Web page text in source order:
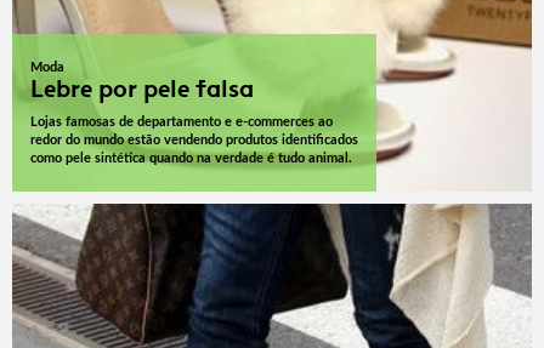
Moda
Lebre por pele falsa
Lojas famosas de departamento e e-commerces ao
redor do mundo estão vendendo produtos identificados
como pele sintética quando na verdade é tudo animal.